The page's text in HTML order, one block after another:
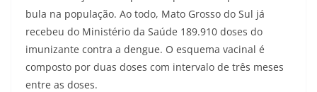
bula na população. Ao todo, Mato Grosso do Sul já
recebeu do Ministério da Saúde 189.910 doses do
imunizante contra a dengue. O esquema vacinal é
composto por duas doses com intervalo de três meses
entre as doses.